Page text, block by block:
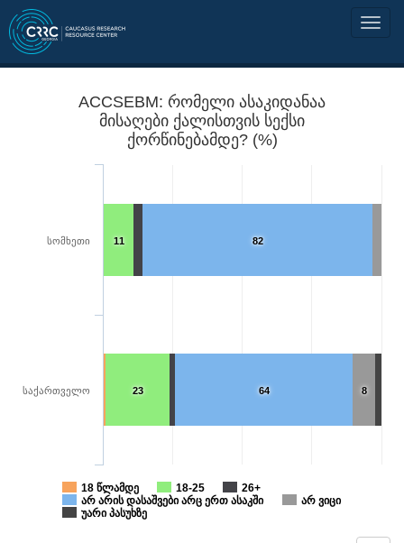
ACCSEBM: რომელი ასაკიდანაა
მისაღები ქალისთვის სექსი
ქორწინებამდე? (%)
8
82
64
11
23
18 წლამდე 18-25
26+
არ არის დასაშვები არც ერთ ასაკში
არ ვიცი
უარი პასუხზე
სომხეთი
საქართველო